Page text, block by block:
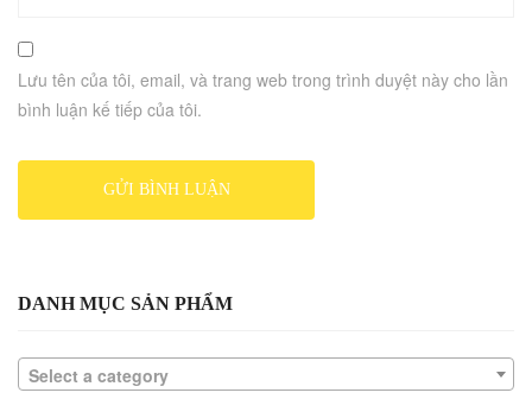
Lưu tên của tôi, email, và trang web trong trình duyệt này cho lần
bình luận kế tiếp của tôi.
DANH MỤC SẢN PHẨM
Select a category